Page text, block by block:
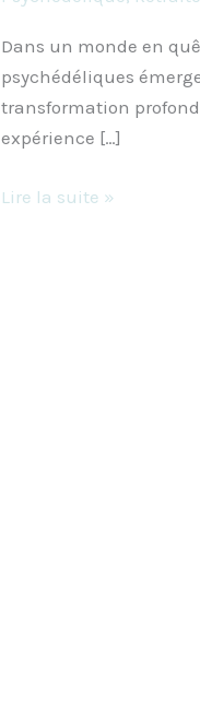
Dans un monde en
psychédéliques
transformation
expérience […]
Lire la suite »